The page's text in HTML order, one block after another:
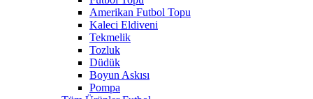
Amerikan Futbol Topu
Kaleci Eldiveni
Tekmelik
Tozluk
Düdük
Boyun Askısı
Pompa